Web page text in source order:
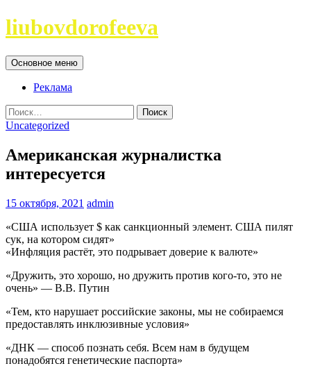
Перейти
к
liubovdorofeeva
Поиск
Основное меню
Реклама
Найти:
Uncategorized
Американская журналистка
интересуется
15 октября, 2021 admin
«США использует $ как санкционный элемент. США пилят
сук, на котором сидят»
«Инфляция растёт, это подрывает доверие к валюте»
«Дружить, это хорошо, но дружить против кого-то, это не
очень» — В.В. Путин
«Тем, кто нарушает российские законы, мы не собираемся
предоставлять инклюзивные условия»
«ДНК — способ познать себя. Всем нам в будущем
понадобятся генетические паспорта»